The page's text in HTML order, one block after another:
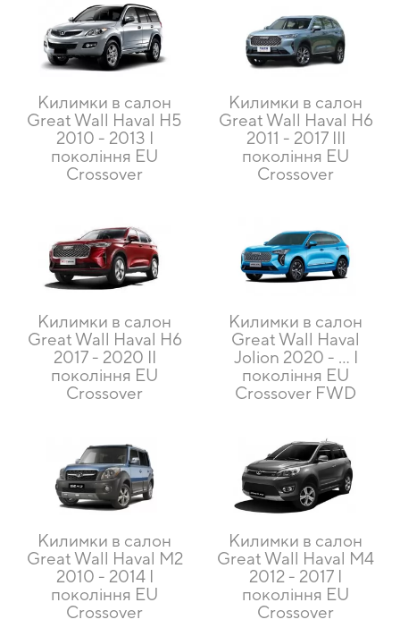
Килимки в салон
Great Wall Haval H5
2010 - 2013 I
покоління EU
Crossover
Килимки в салон
Great Wall Haval H6
2011 - 2017 III
покоління EU
Crossover
Килимки в салон
Great Wall Haval H6
2017 - 2020 II
покоління EU
Crossover
Килимки в салон
Great Wall Haval
Jolion 2020 - … I
покоління EU
Crossover FWD
Килимки в салон
Great Wall Haval M2
2010 - 2014 I
покоління EU
Crossover
Килимки в салон
Great Wall Haval M4
2012 - 2017 I
покоління EU
Crossover